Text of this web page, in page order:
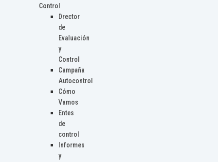
Control
Drector
de
Evaluación
y
Control
Campaña
Autocontrol
Cómo
Vamos
Entes
de
control
Informes
y